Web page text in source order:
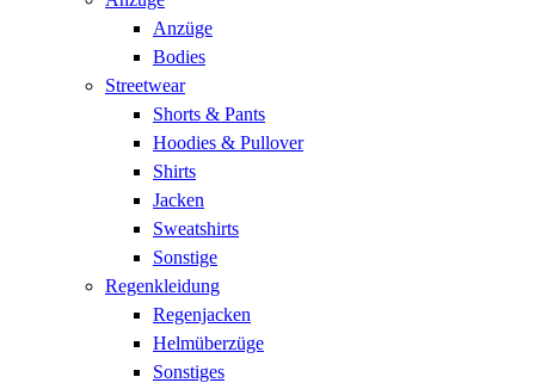
Anzüge
Bodies
Streetwear
Shorts & Pants
Hoodies & Pullover
Shirts
Jacken
Sweatshirts
Sonstige
Regenkleidung
Regenjacken
Helmüberzüge
Sonstiges